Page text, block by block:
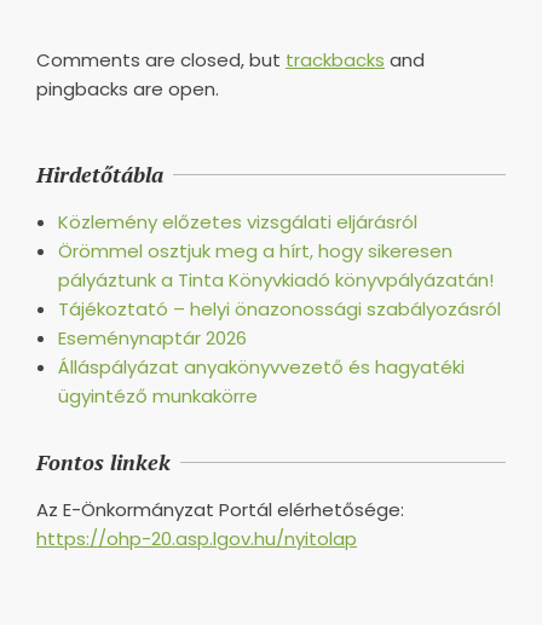
Comments are closed, but trackbacks and
pingbacks are open.
Hirdetőtábla
Közlemény előzetes vizsgálati eljárásról
Örömmel osztjuk meg a hírt, hogy sikeresen
pályáztunk a Tinta Könyvkiadó könyvpályázatán!
Tájékoztató – helyi önazonossági szabályozásról
Eseménynaptár 2026
Álláspályázat anyakönyvvezető és hagyatéki
ügyintéző munkakörre
Fontos linkek
Az E-Önkormányzat Portál elérhetősége:
https://ohp-20.asp.lgov.hu/nyitolap